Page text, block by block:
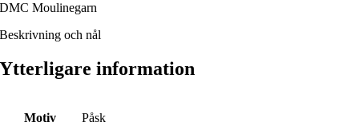
DMC Moulinegarn
Beskrivning och nål
Ytterligare information
Motiv Påsk